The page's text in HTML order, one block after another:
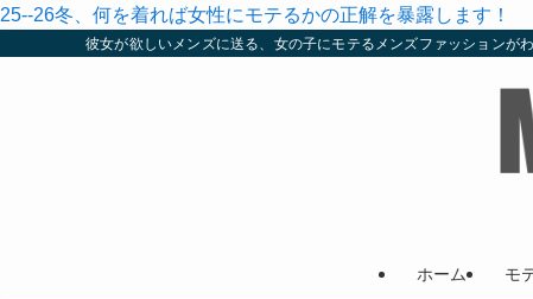
25--26冬、何を着れば女性にモテるかの正解を暴露します！
彼女が欲しいメンズに送る、女の子にモテるメンズファッションが
ホーム モ